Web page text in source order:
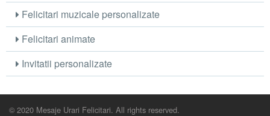
Felicitari muzicale personalizate
Felicitari animate
Invitatii personalizate
© 2020 Mesaje Urari Felicitari. All rights reserved.